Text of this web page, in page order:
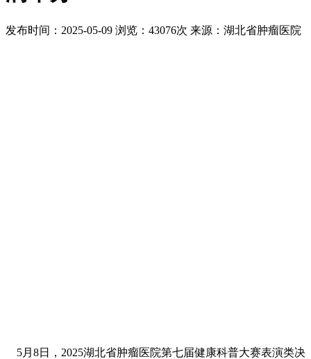
发布时间：2025-05-09 浏览：43076次 来源：湖北省肿瘤医院
5月8日，2025湖北省肿瘤医院第七届健康科普大赛表演类决